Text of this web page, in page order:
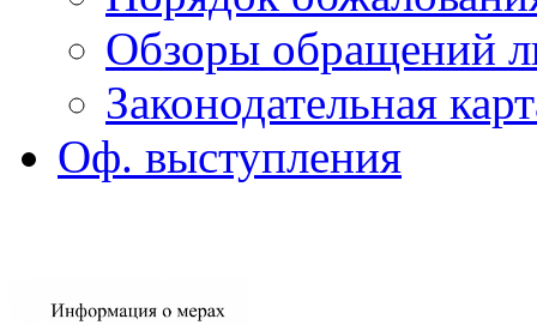
Обзоры обращений
Законодательная
Оф. выступления